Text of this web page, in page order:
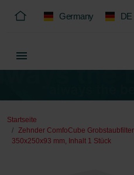
Germany DE
Startseite
Zehnder ComfoCube
350x250x93 mm, Inhalt 1 Stück